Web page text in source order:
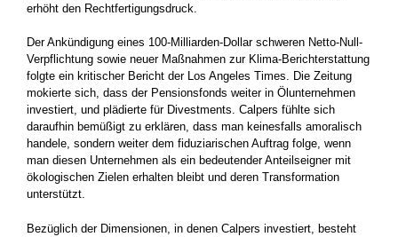
erhöht den Recht­fertigungsdruck.
Der Ankündigung eines 100-Milliarden-Dollar schweren Netto-Null-
Verpflichtung sowie neuer Maßnahmen zur Klima-Berichterstattung
folgte ein kritischer Bericht der Los Angeles Times. Die Zeitung
mokierte sich, dass der Pensionsfonds weiter in Ölunternehmen
investiert, und plädierte für Divestments. Calpers fühlte sich
daraufhin bemüßigt zu erklären, dass man keinesfalls amoralisch
handele, sondern weiter dem fiduziarischen Auftrag folge, wenn
man diesen Unternehmen als ein bedeutender Anteilseigner mit
ökologischen Zielen erhalten bleibt und deren Transformation
unterstützt.
Bezüglich der Dimensionen, in denen Calpers investiert, besteht